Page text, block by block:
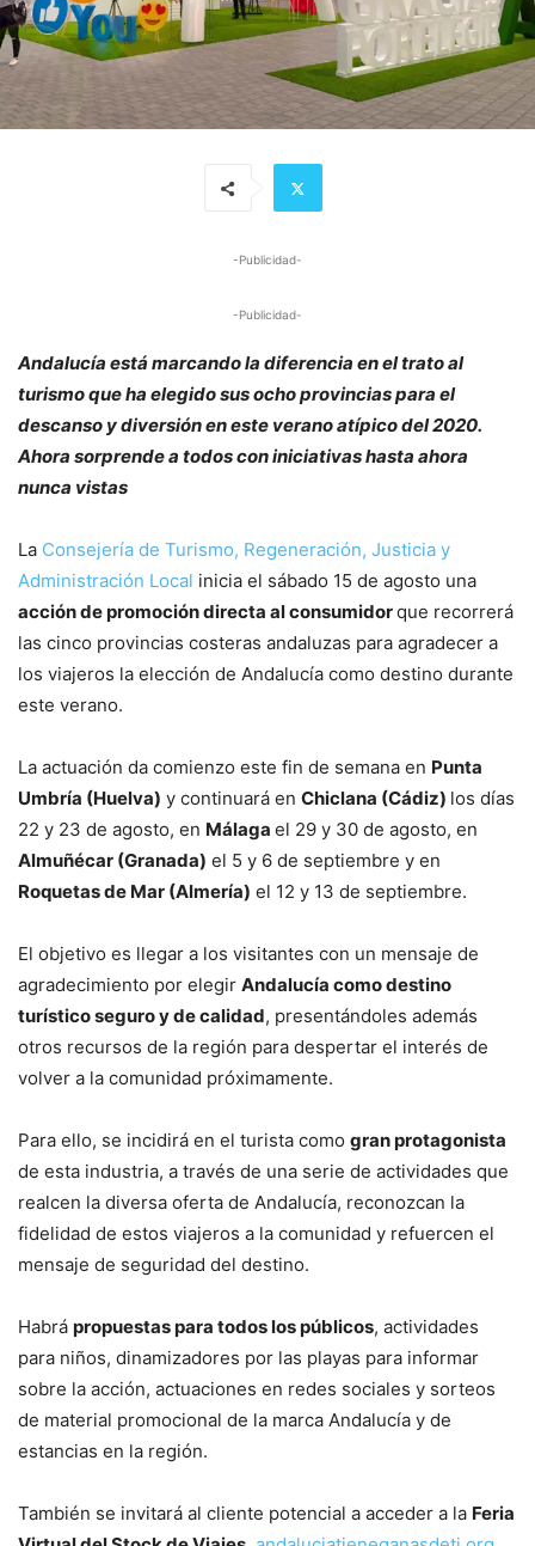
-Publicidad-
-Publicidad-
Andalucía está marcando la diferencia en el trato al
turismo que ha elegido sus ocho provincias para el
descanso y diversión en este verano atípico del 2020.
Ahora sorprende a todos con iniciativas hasta ahora
nunca vistas
La Consejería de Turismo, Regeneración, Justicia y
Administración Local inicia el sábado 15 de agosto una
acción de promoción directa al consumidorque recorrerá
las cinco provincias costeras andaluzas para agradecer a
los viajeros la elección de Andalucía como destino durante
este verano.
La actuación da comienzo este fin de semana en Punta
Umbría (Huelva) y continuará en Chiclana (Cádiz) los días
22 y 23 de agosto, en Málaga el 29 y 30 de agosto, en
Almuñécar (Granada) el 5 y 6 de septiembre y en
Roquetas de Mar (Almería) el 12 y 13 de septiembre.
El objetivo es llegar a los visitantes con un mensaje de
agradecimiento por elegir Andalucía como destino
turístico seguro y de calidad, presentándoles además
otros recursos de la región para despertar el interés de
volver a la comunidad próximamente.
Para ello, se incidirá en el turista como gran protagonista
de esta industria, a través de una serie de actividades que
realcen la diversa oferta de Andalucía, reconozcan la
fidelidad de estos viajeros a la comunidad y refuercen el
mensaje de seguridad del destino.
Habrá propuestas para todos los públicos, actividades
para niños, dinamizadores por las playas para informar
sobre la acción, actuaciones en redes sociales y sorteos
de material promocional de la marca Andalucía y de
estancias en la región.
También se invitará al cliente potencial a acceder a la Feria